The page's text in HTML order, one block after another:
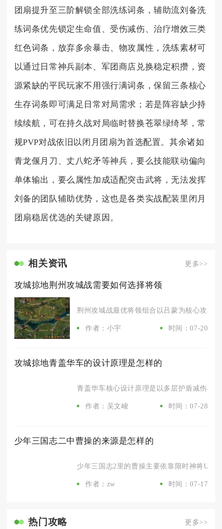
团扇提升至三阶解锁全部洗练词条，辅助流刘备洗
练词条优先锁定生命值、受伤减伤、治疗增效三类
红色词条，放弃多余暴击、物攻属性，洗练素材可
以通过日常神兵副本、军团商店兑换稳定积攒，资
源紧缺的平民玩家不用强行满词条，保留三条核心
生存词条即可满足日常对局需求；若是阵容缺少持
续续航，可在持久战对局临时替换苍翠绿绮琴，常
规PVP对战依旧以闭月团扇为首选配置。其余诸如
青龙偃月刀、丈八蛇矛等神兵，要么技能联动偏向
单体输出，要么属性加成适配突击武将，无法发挥
刘备的团队辅助优势，这也是各类实战配装里闭月
团扇稳居优选的关键原因。
相关资讯 更多>>
攻城掠地荆州攻城战需要如何选择将领
荆州攻城战最优将领组合以吕蒙为核心攻坚
作者：小宇 时间：07-20
攻城掠地青盖华车的设计原理是怎样的
青盖华车核心设计原理是以多层护盾减伤机
作者：吴文峻 时间：07-28
少年三国志二中曹操的来源是怎样的
少年三国志2里的曹操主要依靠限时神将UP
作者：zw 时间：07-17
热门攻略 更多>>